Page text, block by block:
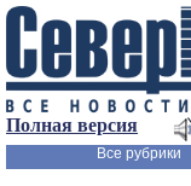
Полная версия
Все рубрики